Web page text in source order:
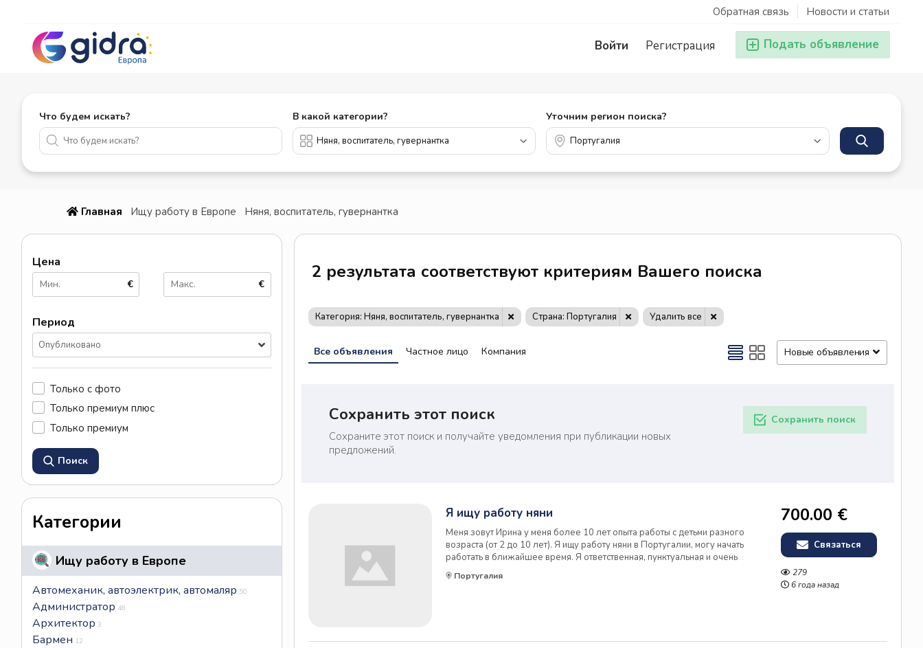
Новости и статьи
Обратная связь
Подать объявление
Регистрация
Войти
Что будем искать? В какой категории? Уточним регион поиска?
Главная Ищу работу в Европе Няня, воспитатель, гувернантка
Цена
€ €
Период
Опубликовано
Только с фото
Только премиум плюс
Только премиум
Поиск
Категории
Ищу работу в Европе
Автомеханик, автоэлектрик, автомаляр 50
Администратор 48
Архитектор 3
Бармен 12
2 результата соответствуют критериям Вашего поиска
Категория: Няня, воспитатель, гувернантка Страна: Португалия Удалить все
Все объявления Частное лицо Компания Новые объявления
Сохранить этот поиск
Сохраните этот поиск и получайте уведомления при публикации новых
предложений.
Сохранить поиск
Я ищу работу няни
Меня зовут Ирина у меня более 10 лет опыта работы с детьми разного
возраста (от 2 до 10 лет). Я ищу работу няни в Португалии, могу начать
работать в ближайшее время. Я ответственная, пунктуальная и очень
преданная тому, что делаю. Мне очень нравится готовить и проводить
время с детьми и помогать им изучать новые вещи. ...
Португалия
700.00 €
Связаться
279
6 года назад